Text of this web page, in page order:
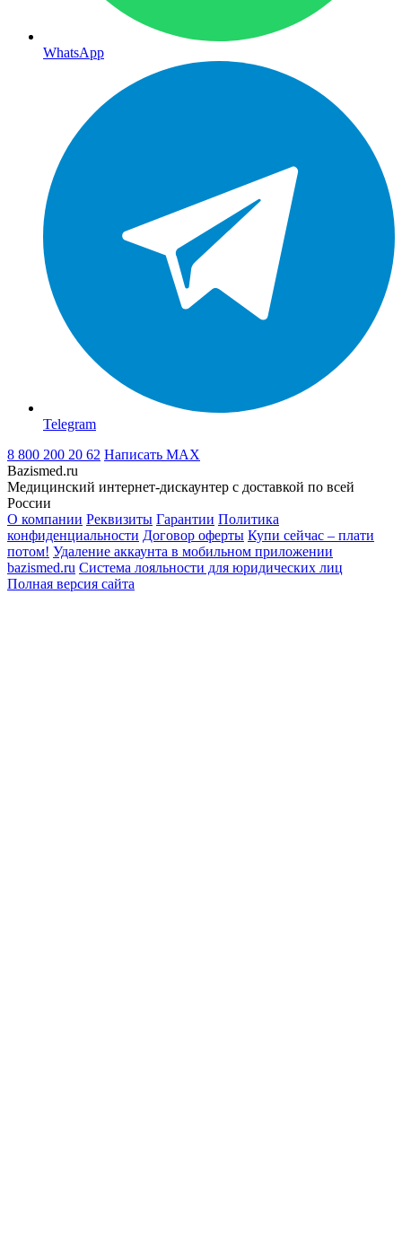
WhatsApp
Telegram
8 800 200 20 62 Написать MAX
Bazismed.ru
Медицинский интернет-дискаунтер с доставкой по всей
России
О компании Реквизиты Гарантии Политика
конфиденциальности Договор оферты Купи сейчас – плати
потом! Удаление аккаунта в мобильном приложении
bazismed.ru Система лояльности для юридических лиц
Полная версия сайта